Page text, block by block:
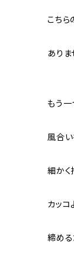
こち
ありま
もう
風合い
細かく
カッコ
締め